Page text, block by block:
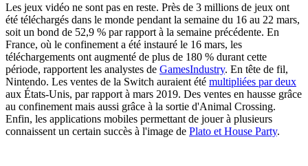
Les jeux vidéo ne sont pas en reste. Près de 3 millions de jeux ont
été téléchargés dans le monde pendant la semaine du 16 au 22 mars,
soit un bond de 52,9 % par rapport à la semaine précédente. En
France, où le confinement a été instauré le 16 mars, les
téléchargements ont augmenté de plus de 180 % durant cette
période, rapportent les analystes de GamesIndustry. En tête de fil,
Nintendo. Les ventes de la Switch auraient été multipliées par deux
aux États-Unis, par rapport à mars 2019. Des ventes en hausse grâce
au confinement mais aussi grâce à la sortie d'Animal Crossing.
Enfin, les applications mobiles permettant de jouer à plusieurs
connaissent un certain succès à l'image de Plato et House Party.